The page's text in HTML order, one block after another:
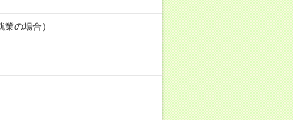
の場合）